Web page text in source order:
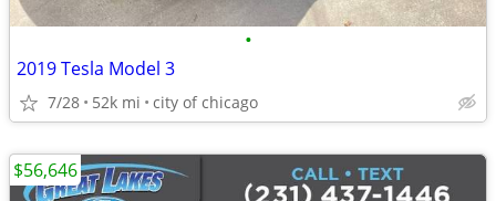
•
2019 Tesla Model 3
7/28 52k mi city of chicago
$56,646